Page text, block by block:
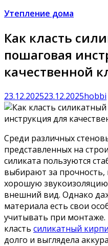
Утепление дома
Как класть
пошаговая
качественной
23.12.202523.12.2025hobbi
Среди различных
представленных на
силиката пользуются
выбирают за
хорошую
внешний вид. Однако
материала есть свои
учитывать при
класть силикатный
долго и выглядела